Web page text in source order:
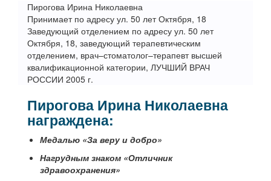
Пирогова Ирина Николаевна
Принимает по адресу ул. 50 лет Октября, 18
Заведующий отделением по адресу ул. 50 лет
Октября, 18, заведующий терапевтическим
отделением, врач–стоматолог–терапевт высшей
квалификационной категории, ЛУЧШИЙ ВРАЧ
РОССИИ 2005 г.
Пирогова Ирина Николаевна
награждена:
Медалью «За веру и добро»
Нагрудным знаком «Отличник
здравоохранения»